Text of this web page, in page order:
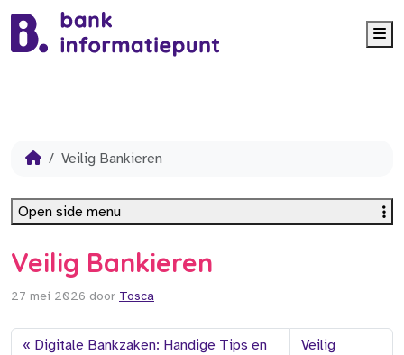
Veilig Bankieren
Veilig Bankieren
27 mei 2026 door Tosca
Digitale Bankzaken: Handige Tips en
Veilig
Open side menu